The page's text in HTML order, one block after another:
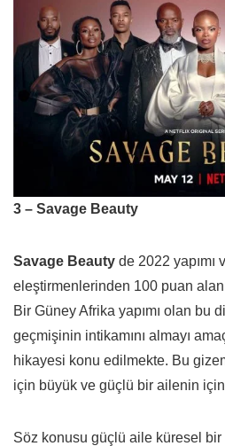
3 – Savage Beauty
Savage Beauty de 2022 yapımı
eleştirmenlerinden 100 puan
Bir Güney Afrika yapımı olan bu
geçmişinin intikamını almayı
hikayesi konu edilmekte. Bu
için büyük ve güçlü bir ailenin
Söz konusu güçlü aile küresel bir